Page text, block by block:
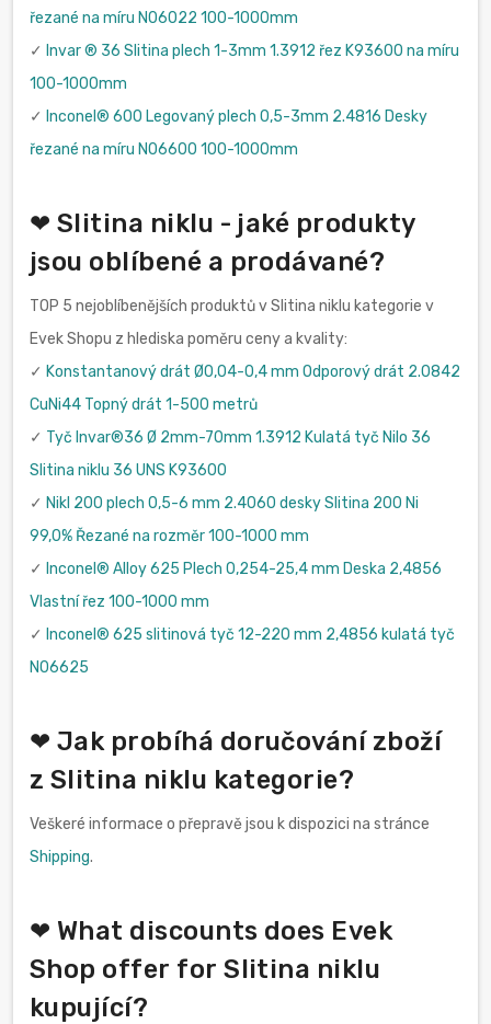
řezané na míru N06022 100-1000mm
✓ Invar ® 36 Slitina plech 1-3mm 1.3912 řez K93600 na míru
100-1000mm
✓ Inconel® 600 Legovaný plech 0,5-3mm 2.4816 Desky
řezané na míru N06600 100-1000mm
❤ Slitina niklu - jaké produkty
jsou oblíbené a prodávané?
TOP 5 nejoblíbenějších produktů v Slitina niklu kategorie v
Evek Shopu z hlediska poměru ceny a kvality:
✓ Konstantanový drát Ø0,04-0,4 mm Odporový drát 2.0842
CuNi44 Topný drát 1-500 metrů
✓ Tyč Invar®36 Ø 2mm-70mm 1.3912 Kulatá tyč Nilo 36
Slitina niklu 36 UNS K93600
✓ Nikl 200 plech 0,5-6 mm 2.4060 desky Slitina 200 Ni
99,0% Řezané na rozměr 100-1000 mm
✓ Inconel® Alloy 625 Plech 0,254-25,4 mm Deska 2,4856
Vlastní řez 100-1000 mm
✓ Inconel® 625 slitinová tyč 12-220 mm 2,4856 kulatá tyč
N06625
❤ Jak probíhá doručování zboží
z Slitina niklu kategorie?
Veškeré informace o přepravě jsou k dispozici na stránce
Shipping.
❤ What discounts does Evek
Shop offer for Slitina niklu
kupující?